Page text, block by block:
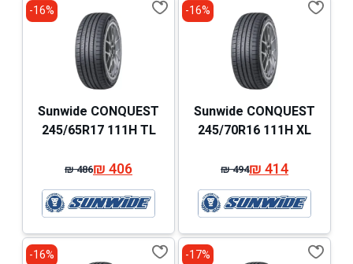
16%-
Sunwide CONQUEST
245/70R16 111H XL
₪494
המחיר
המקורי
היה:
₪ 494.
₪414 המחיר
הנוכחי
הוא:
₪ 414.
16%-
Sunwide CONQUEST
245/65R17 111H TL
₪486
המחיר
המקורי
היה:
₪ 486.
₪406 המחיר
הנוכחי
הוא:
₪ 406.
17%-
16%-